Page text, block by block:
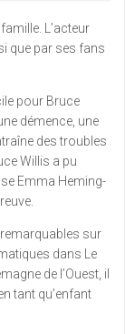
L’acteur
que par ses fans
pour Bruce
démence, une
des troubles
Willis a pu
Emma Heming-
sur
dans Le
de l’Ouest, il
tant qu’enfant